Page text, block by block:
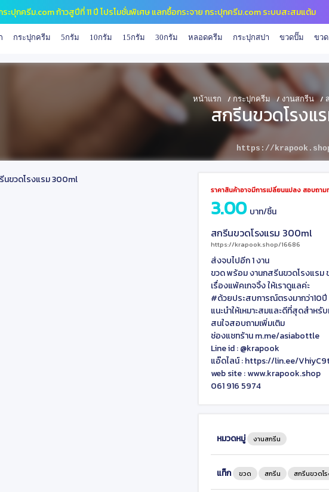
ระปุกครีม.com ก้าวสูปีที่ 11 ปี โปรโมชั่นพิเศษ แลกซื้อกระจาย กระปุกครีม.com ระบบสะสมแต้ม
กระปุกครีม 5กรัม 10กรัม 15กรัม 30กรัม หลอดครีม กระปุกสปา ขวดปั๊ม ขวด
หน้าแรก / กระปุกครีม / งานสกรีน /
สกรีนขวดโรงแ
https://
ราคาสินค้าอาจมีการเปลี่ยนแปลง สอบถา
3.00 บาท/ชิ้น
สกรีนขวดโรงแรม 300ml
https://krapook.shop/16686
ส่งจบไปอีก 1 งาน
ขวด พร้อม งานกสรีนขวดโรงแรม
เรื่องแพ้คเกจจิ้ง ให้เราดูแลค่ะ
#ด้วยประสบการณ์ตรงมากว่า10ปี
แนะนำให้เหมาะสมและดีที่สุดสำห
สนใจสอบถามเพิ่มเติม
ช่องแชทร้าน m.me/asiabottle
Line id : @krapook
แอ๊ดไลน์ : https://lin.ee/
web site : www.krapook.shop
061 916 5974
หมวดหมู่ งานสกรีน
แท็ก ขวด สกรีน สกรีนขวดโ